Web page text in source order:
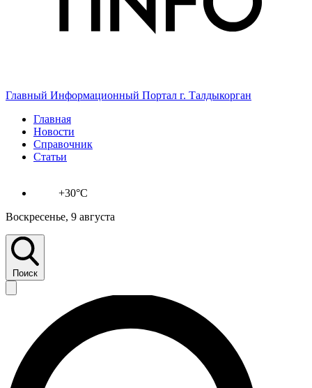
Главный Информационный Портал г. Талдыкорган
Главная
Новости
Справочник
Статьи
+30°C
Воскресенье, 9 августа
Поиск